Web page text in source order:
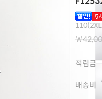
￦
적립금
배송비